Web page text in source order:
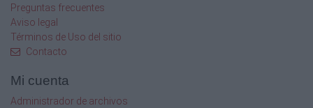
fundamentales, conforme al cual se distinguen
a lo menos
tres aspectos:
Establecimiento
Preguntas frecuentes
Aviso legal
Términos de Uso del sitio
Contacto
Mi cuenta
Administrador de archivos